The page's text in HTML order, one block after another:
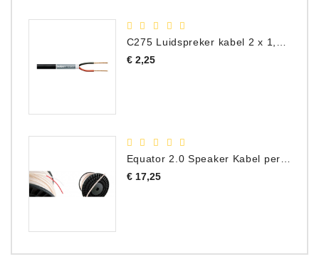
€ 2,25Prijs
Equator 2.0 Speaker Kabel per meter
€ 17,25Prijs